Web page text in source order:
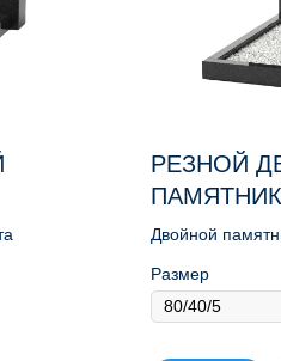
РЕЗНОЙ
ПАМЯТНИК
Двойной
Размер